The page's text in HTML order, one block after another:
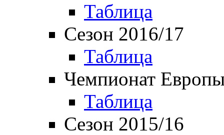
Таблица
Сезон 2016/17
Таблица
Чемпионат
Таблица
Сезон 2015/16